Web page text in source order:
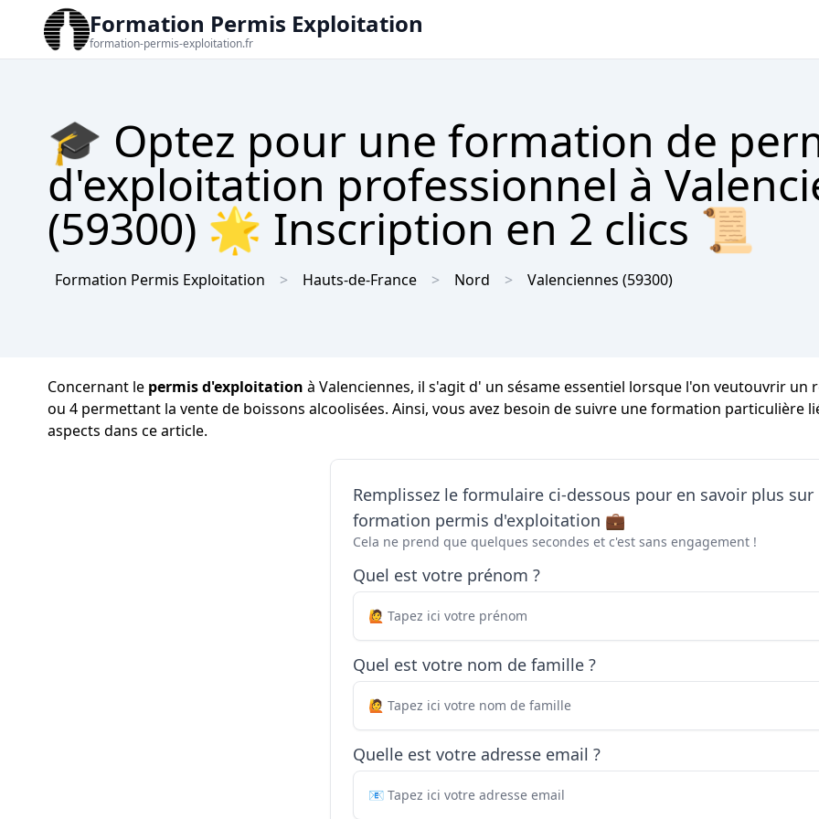
Formation Permis Exploitation
formation-permis-exploitation.fr
🎓 Optez pour une formation de
d'exploitation professionnel à
(59300) 🌟 Inscription en 2 clics 📜
Formation Permis Exploitation Hauts-de-France Nord Valenciennes (59300)
Concernant le permis d'exploitation à Valenciennes, il s'agit d' un sésame essentiel lorsque l'on veutouvrir
ou 4 permettant la vente de boissons alcoolisées. Ainsi, vous avez besoin de suivre une formation particulière
aspects dans ce article.
Remplissez le formulaire ci-dessous pour en savoir plus sur
formation permis d'exploitation 💼
Cela ne prend que quelques secondes et c'est sans engagement !
Quel est votre prénom ?
Quel est votre nom de famille ?
Quelle est votre adresse email ?